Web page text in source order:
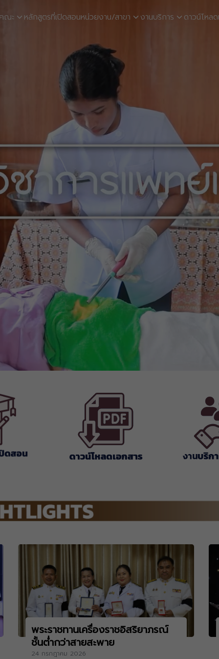
ณะ หลักสูตรที่เปิดสอนหน่วยงาน/สาขา งานบริการ
ดาวน์โหล
พระราชทานเครื่องราชอิสริยาภรณ์
ชั้นต่ำกว่าสายสะพาย
24 กรกฎาคม 2026